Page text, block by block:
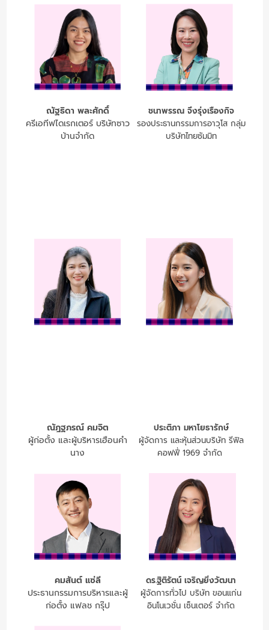
ณัฐธิดา พละศักดิ์
ครีเอทีฟไดเรกเตอร์ บริษัทซาว
บ้านจำกัด
ชนาพรรณ จึงรุ่งเรืองกิจ
รองประธานกรรมการอาวุโส กลุ่ม
บริษัทไทยซัมมิท
ณัฎฐภรณ์ คมจิต
ผู้ก่อตั้ง และผู้บริหารเฮือนคำ
นาง
ประติภา มหาโยธารักษ์
ผู้จัดการ และหุ้นส่วนบริษัท รีฟิล
คอฟฟี่ 1969 จำกัด
คมสันต์ แซ่ลี
ประธานกรรมการบริหารและผู้
ก่อตั้ง แฟลช กรุ๊ป
ดร.ฐิติรัตน์ เจริญยิ่งวัฒนา
ผู้จัดการทั่วไป บริษัท ขอนแก่น
อินโนเวชั่น เซ็นเตอร์ จำกัด